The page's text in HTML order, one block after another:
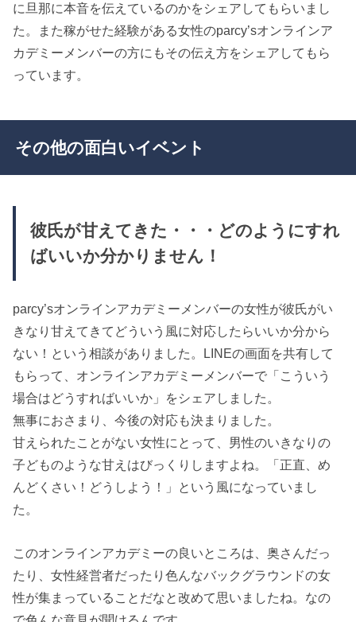
に旦那に本音を伝えているのかをシェアしてもらいまし
た。また稼がせた経験がある女性のparcy’sオンラインア
カデミーメンバーの方にもその伝え方をシェアしてもら
っています。
その他の面白いイベント
彼氏が甘えてきた・・・どのようにすれ
ばいいか分かりません！
parcy’sオンラインアカデミーメンバーの女性が彼氏がい
きなり甘えてきてどういう風に対応したらいいか分から
ない！という相談がありました。LINEの画面を共有して
もらって、オンラインアカデミーメンバーで「こういう
場合はどうすればいいか」をシェアしました。
無事におさまり、今後の対応も決まりました。
甘えられたことがない女性にとって、男性のいきなりの
子どものような甘えはびっくりしますよね。「正直、め
んどくさい！どうしよう！」という風になっていまし
た。
このオンラインアカデミーの良いところは、奥さんだっ
たり、女性経営者だったり色んなバックグラウンドの女
性が集まっていることだなと改めて思いましたね。なの